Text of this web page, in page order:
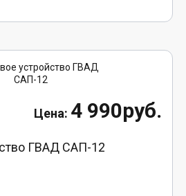
4 990руб.
ГВАД САП-12